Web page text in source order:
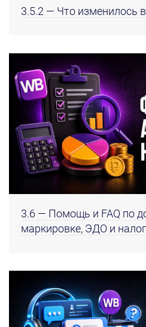
3.5.2 — Что изменилось
3.6 — Помощь и FAQ по
маркировке, ЭДО и